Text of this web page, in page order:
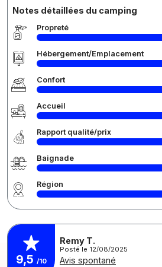
Notes détaillées du camping
Propreté
Hébergement/Emplacement
Confort
Accueil
Rapport qualité/prix
Baignade
Région
9,5 /10
Remy T.
Posté le 12/08/2025
Avis spontané